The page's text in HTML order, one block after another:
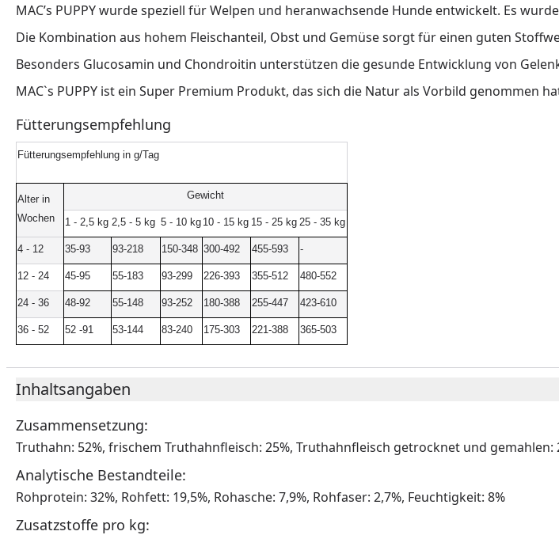
MAC’s PUPPY wurde speziell für Welpen und heranwachsende Hunde entwickelt. Es
Die Kombination aus hohem Fleischanteil, Obst und Gemüse sorgt für einen guten
Besonders Glucosamin und Chondroitin unterstützen die gesunde Entwicklung von
MAC`s PUPPY ist ein Super Premium Produkt, das sich die Natur als Vorbild genommen
Fütterungsempfehlung
Fütterungsempfehlung in g/Tag
Alter in
Wochen
Gewicht
1 - 2,5 kg 2,5 - 5 kg 5 - 10 kg 10 - 15 kg 15 - 25 kg 25 - 35 kg
4 - 12 35-93 93-218 150-348 300-492 455-593 -
12 - 24 45-95 55-183 93-299 226-393 355-512 480-552
24 - 36 48-92 55-148 93-252 180-388 255-447 423-610
36 - 52 52 -91 53-144 83-240 175-303 221-388 365-503
Inhaltsangaben
Zusammensetzung:
Truthahn: 52%, frischem Truthahnfleisch: 25%, Truthahnfleisch getrocknet und
Analytische Bestandteile:
Rohprotein: 32%, Rohfett: 19,5%, Rohasche: 7,9%, Rohfaser: 2,7%, Feuchtigkeit: 8%
Zusatzstoffe pro kg: